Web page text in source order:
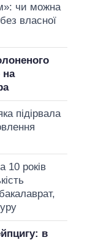
чи можна
власної
на
підірвала
10 років
в